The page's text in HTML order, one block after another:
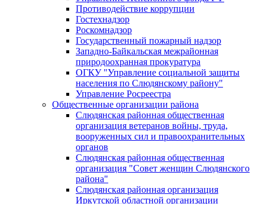
Противодействие коррупции
Гостехнадзор
Роскомнадзор
Государственный пожарный надзор
Западно-Байкальская межрайонная
природоохранная прокуратура
ОГКУ "Управление социальной защиты
населения по Слюдянскому району"
Управление Росреестра
Общественные организации района
Слюдянская районная общественная
организация ветеранов войны, труда,
вооруженных сил и правоохранительных
органов
Слюдянская районная общественная
организация "Совет женщин Слюдянского
района"
Слюдянская районная организация
Иркутской областной организации